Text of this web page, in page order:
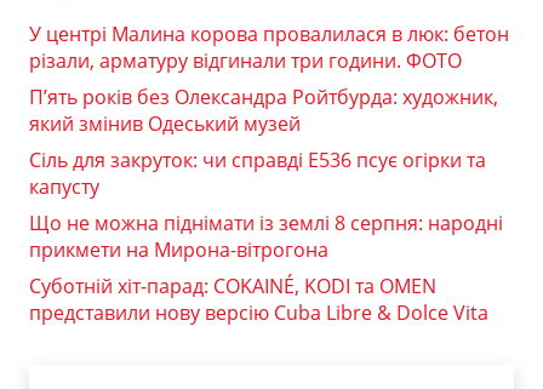
У центрі Малина корова провалилася в люк: бетон
різали, арматуру відгинали три години. ФОТО
П’ять років без Олександра Ройтбурда: художник,
який змінив Одеський музей
Сіль для закруток: чи справді Е536 псує огірки та
капусту
Що не можна піднімати із землі 8 серпня: народні
прикмети на Мирона-вітрогона
Суботній хіт-парад: COKAINÉ, KODI та OMEN
представили нову версію Cuba Libre & Dolce Vita